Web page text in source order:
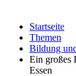
Startseite
Themen
Bildung
Ein großes
Essen